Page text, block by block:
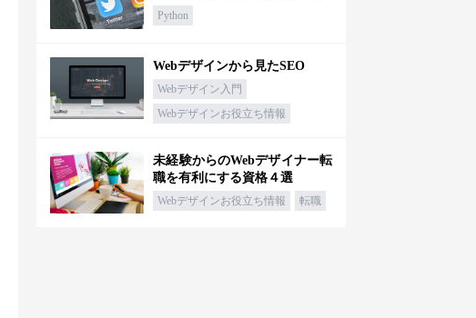
Python
Webデザインから見たSEO
Webデザイン入門
Webデザインお役立ち情報
未経験からのWebデザイナー転
職を有利にする資格４選
Webデザインお役立ち情報 転職